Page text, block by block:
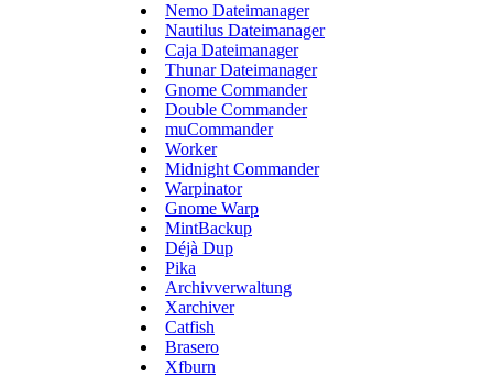
Nemo Dateimanager
Nautilus Dateimanager
Caja Dateimanager
Thunar Dateimanager
Gnome Commander
Double Commander
muCommander
Worker
Midnight Commander
Warpinator
Gnome Warp
MintBackup
Déjà Dup
Pika
Archivverwaltung
Xarchiver
Catfish
Brasero
Xfburn